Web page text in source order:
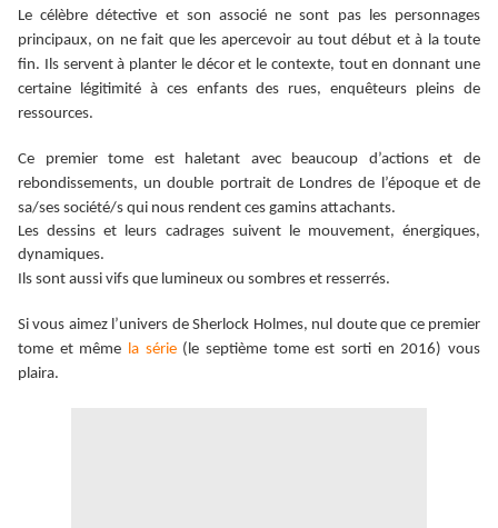
Le célèbre détective et son associé ne sont pas les personnages
principaux, on ne fait que les apercevoir au tout début et à la toute
fin. Ils servent à planter le décor et le contexte, tout en donnant une
certaine légitimité à ces enfants des rues, enquêteurs pleins de
ressources.
Ce premier tome est haletant avec beaucoup d’actions et de
rebondissements, un double portrait de Londres de l’époque et de
sa/ses société/s qui nous rendent ces gamins attachants.
Les dessins et leurs cadrages suivent le mouvement, énergiques,
dynamiques.
Ils sont aussi vifs que lumineux ou sombres et resserrés.
Si vous aimez l’univers de Sherlock Holmes, nul doute que ce premier
tome et même la série(le septième tome est sorti en 2016) vous
plaira.